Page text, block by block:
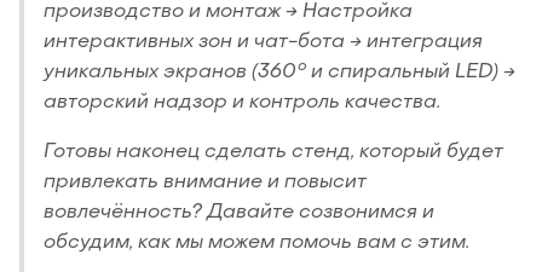
производство и монтаж → Настройка
интерактивных зон и чат-бота → интеграция
уникальных экранов (360° и спиральный LED) →
авторский надзор и контроль качества.
Готовы наконец сделать стенд, который будет
привлекать внимание и повысит
вовлечённость? Давайте созвонимся и
обсудим, как мы можем помочь вам с этим.